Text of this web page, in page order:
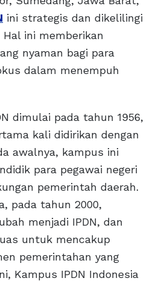
ini strategis dan dikelilingi
ini memberikan
nyaman bagi para
dalam menempuh
dimulai pada tahun 1956,
kali didirikan dengan
awalnya, kampus ini
para pegawai negeri
pemerintah daerah.
pada tahun 2000,
menjadi IPDN, dan
untuk mencakup
pemerintahan yang
Kampus IPDN Indonesia